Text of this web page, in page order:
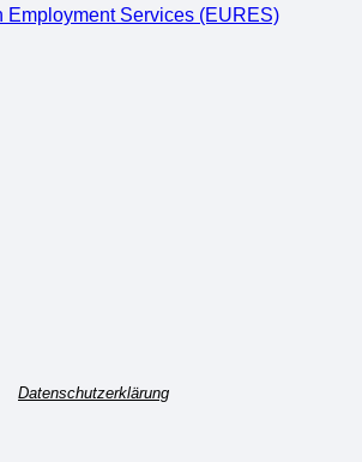
Employment Services (EURES)
Datenschutzerklärung